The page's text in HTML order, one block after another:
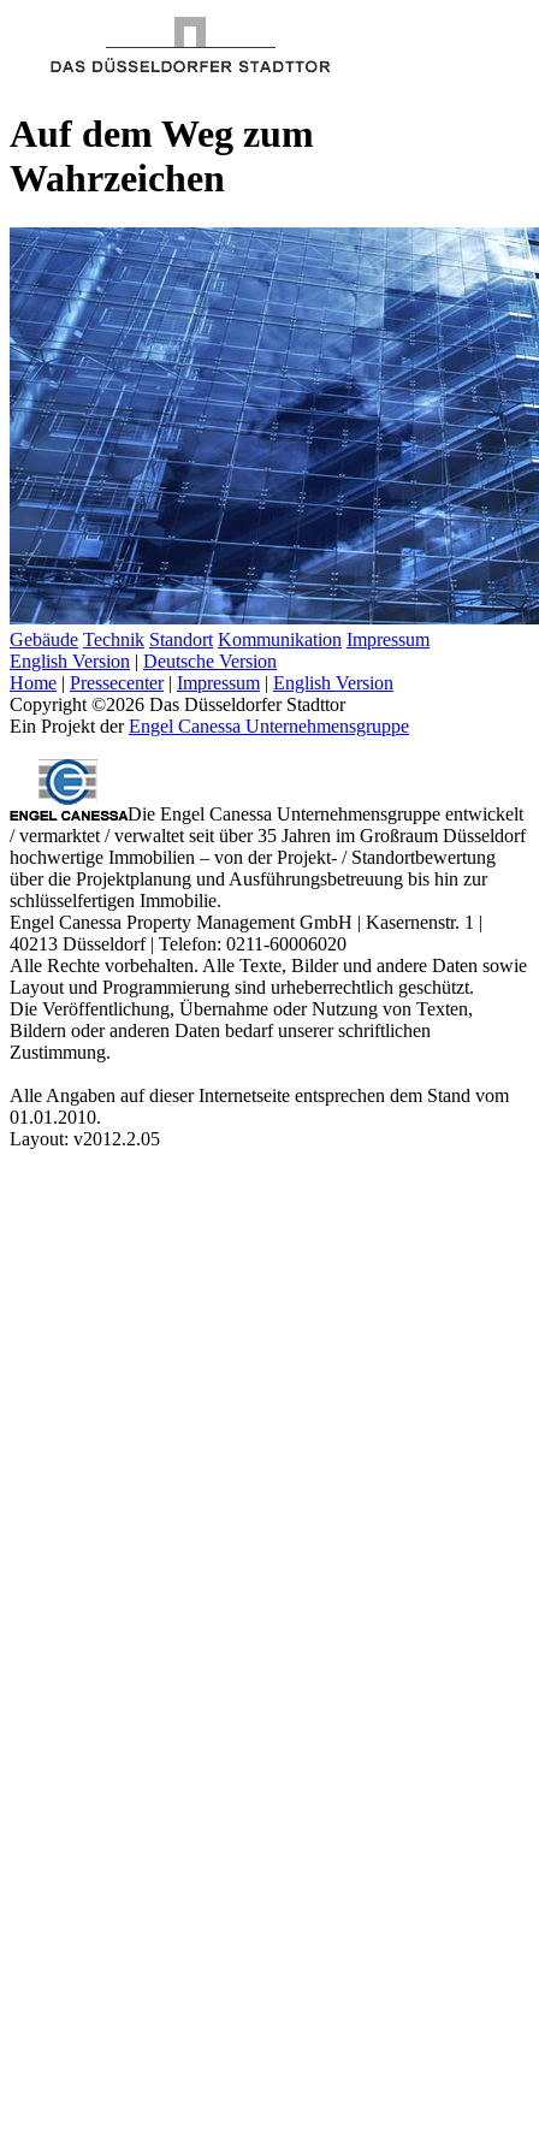
Auf dem Weg zum
Wahrzeichen
Gebäude Technik Standort Kommunikation Impressum
English Version | Deutsche Version
Home | Pressecenter| Impressum | English Version
Copyright ©2026 Das Düsseldorfer Stadttor
Ein Projekt derEngel Canessa Unternehmensgruppe
Die Engel Canessa Unternehmensgruppe entwickelt
/ vermarktet / verwaltet seit über 35 Jahren im Großraum Düsseldorf
hochwertige Immobilien – von der Projekt- / Standortbewertung
über die Projektplanung und Ausführungsbetreuung bis hin zur
schlüsselfertigen Immobilie.
Engel Canessa Property Management GmbH | Kasernenstr. 1 |
40213 Düsseldorf | Telefon: 0211-60006020
Alle Rechte vorbehalten. Alle Texte, Bilder und andere Daten sowie
Layout und Programmierung sind urheberrechtlich geschützt.
Die Veröffentlichung, Übernahme oder Nutzung von Texten,
Bildern oder anderen Daten bedarf unserer schriftlichen
Zustimmung.
Alle Angaben auf dieser Internetseite entsprechen dem Stand vom
01.01.2010.
Layout: v2012.2.05